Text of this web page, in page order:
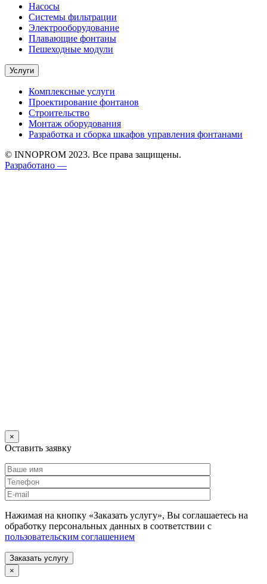
Насосы
Системы фильтрации
Электрооборудование
Плавающие фонтаны
Пешеходные модули
Услуги
Комплексные услуги
Проектирование фонтанов
Строительство
Монтаж оборудования
Разработка и сборка шкафов управления фонтанами
© INNOPROM 2023. Все права защищены.
Разработано —
×
Оставить заявку
Нажимая на кнопку «Заказать услугу», Вы соглашаетесь на
обработку персональных данных в соответствии с
пользовательским соглашением
Заказать услугу
×